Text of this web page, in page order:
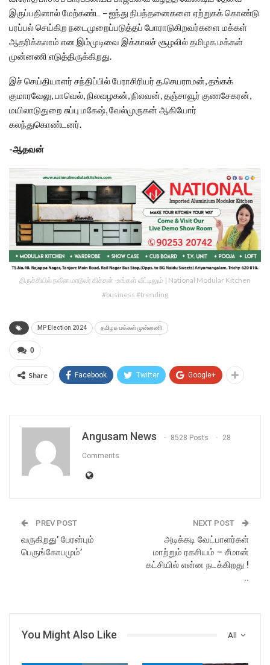
இருப்பதினால்‌ மேற்கண்ட – ஐந்து நிபந்தனைகளை ஏற்றுகக் கொண்டு
பரப்பல்‌ செய்கிற நடைமுறைப்படுத்தப் போராடுகிறவர்களை மக்கள்‌
ஆதரிக்கலாம்‌ என இம்முடிவை இக்காலச்‌ சூழலில்‌ தமிழக மக்கள்‌
முன்னணி எடுத்திருக்கிறது.
இச் செய்தியாளர் சந்திப்பில் பேராசிரியர் த.செயராமன், தங்கக்
குமாரவேலு, பாவெல், நிலவழகன், நிலவன், தஞ்சாவூர் குணசேகரன்,
மயிலாடுதுறை சுப்பு மகேஷ், வேல்முருகன் ஆகியோர்
கலந்துகொண்டனர்.
-ஆதவன்
திருச்சியில் நவீன மாடூலர் கிச்சன் -உங்கள் வீட்டிலும் | National Modular Kitchen
#business #trending
MP Election 2024 தமிழக மக்கள்‌ முன்னணி
0
Share Facebook Twitter Google+
Angusam News 8528 Posts 28
Comments
PREV POST
வருகிறது’ பேரன்பும்
பெருங்கோபமும்’
NEXT POST
அடிக்கடி வேட்பாளர்கள்
மாற்றும் ரகசியம் – சீமான்
கட்சியில் என்ன நடக்கிறது !
..
All
You Might Also Like